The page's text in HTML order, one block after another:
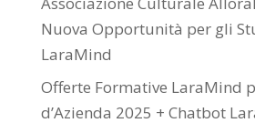
Nuova Opportunità per gli
LaraMind
Offerte Formative LaraMind
d’Azienda 2025 + Chatbot